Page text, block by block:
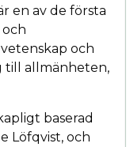
en av de första
och
till allmänheten,
baserad
Löfqvist, och